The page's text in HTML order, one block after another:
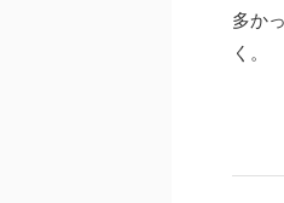
多か
く。